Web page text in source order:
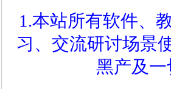
1.本站所有软件、
习、交流研讨场景
黑产及